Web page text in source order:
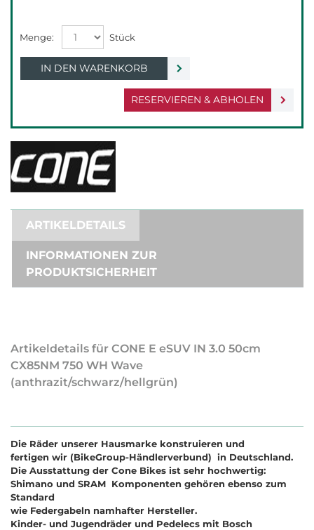
RESERVIEREN & ABHOLEN
IN DEN WARENKORB
ARTIKELDETAILS
INFORMATIONEN ZUR
PRODUKTSICHERHEIT
Artikeldetails für CONE E eSUV IN 3.0 50cm
CX85NM 750 WH Wave
(anthrazit/schwarz/hellgrün)
Die Räder unserer Hausmarke konstruieren und
fertigen wir (BikeGroup-Händlerverbund) in Deutschland.
Die Ausstattung der Cone Bikes ist sehr hochwertig:
Shimano und SRAM Komponenten gehören ebenso zum
Standard
wie Federgabeln namhafter Hersteller.
Kinder- und Jugendräder und Pedelecs mit Bosch